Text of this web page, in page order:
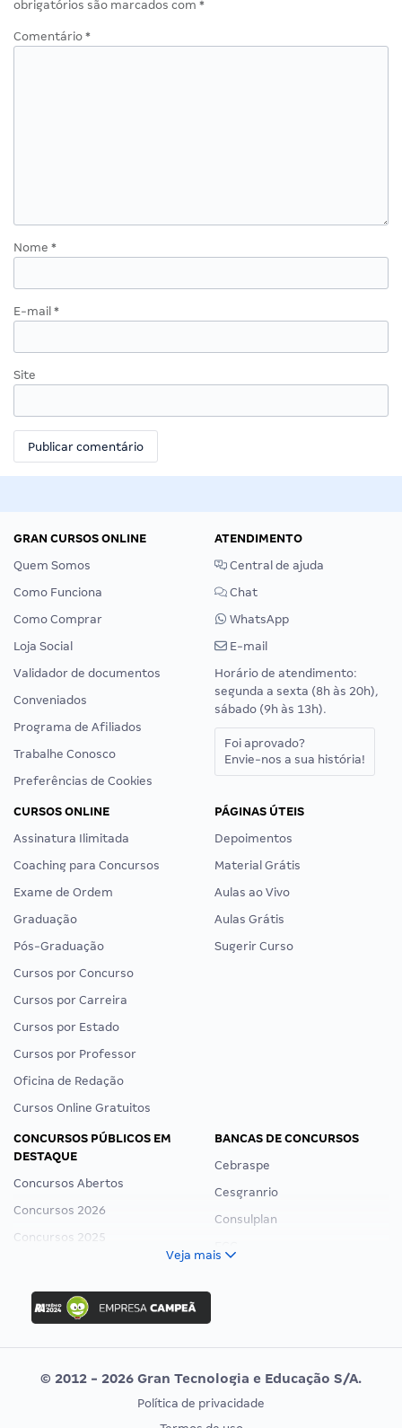
obrigatórios são marcados com *
Comentário *
Nome *
E-mail *
Site
GRAN CURSOS ONLINE
Quem Somos
Como Funciona
Como Comprar
Loja Social
Validador de documentos
Conveniados
Programa de Afiliados
Trabalhe Conosco
Preferências de Cookies
ATENDIMENTO
Central de ajuda
Chat
WhatsApp
E-mail
Horário de atendimento:
segunda a sexta (8h às 20h),
sábado (9h às 13h).
Foi aprovado?
Envie-nos a sua história!
CURSOS ONLINE
Assinatura Ilimitada
Coaching para Concursos
Exame de Ordem
Graduação
Pós-Graduação
Cursos por Concurso
Cursos por Carreira
Cursos por Estado
Cursos por Professor
Oficina de Redação
Cursos Online Gratuitos
PÁGINAS ÚTEIS
Depoimentos
Material Grátis
Aulas ao Vivo
Aulas Grátis
Sugerir Curso
CONCURSOS PÚBLICOS EM
DESTAQUE
Concursos Abertos
Concursos 2026
Concursos 2025
Concurso Ibama
Concurso MPU
Editais publicados
BANCAS DE CONCURSOS
Cebraspe
Cesgranrio
Consulplan
Vunesp
CONCURSOS POR PROFISSÃO EXAME DE ORDEM
Veja mais
© 2012 - 2026 Gran Tecnologia e Educação S/A.
Política de privacidade